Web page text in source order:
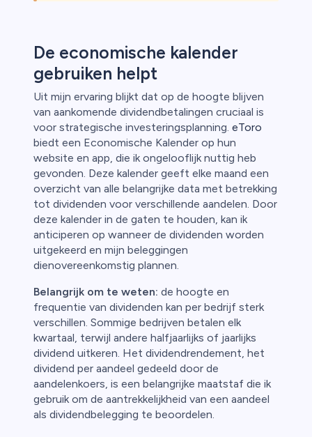
De economische kalender
gebruiken helpt
Uit mijn ervaring blijkt dat op de hoogte blijven
van aankomende dividendbetalingen cruciaal is
voor strategische investeringsplanning. eToro
biedt een Economische Kalender op hun
website en app, die ik ongelooflijk nuttig heb
gevonden. Deze kalender geeft elke maand een
overzicht van alle belangrijke data met betrekking
tot dividenden voor verschillende aandelen. Door
deze kalender in de gaten te houden, kan ik
anticiperen op wanneer de dividenden worden
uitgekeerd en mijn beleggingen
dienovereenkomstig plannen.
Belangrijk om te weten: de hoogte en
frequentie van dividenden kan per bedrijf sterk
verschillen. Sommige bedrijven betalen elk
kwartaal, terwijl andere halfjaarlijks of jaarlijks
dividend uitkeren. Het dividendrendement, het
dividend per aandeel gedeeld door de
aandelenkoers, is een belangrijke maatstaf die ik
gebruik om de aantrekkelijkheid van een aandeel
als dividendbelegging te beoordelen.